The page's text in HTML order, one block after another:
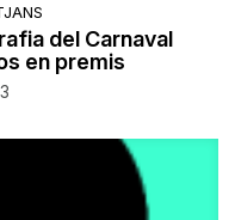
del Carnaval
en premis